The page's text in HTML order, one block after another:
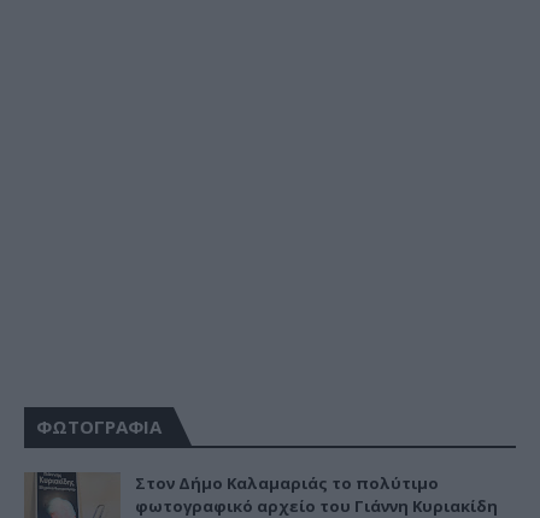
ΦΩΤΟΓΡΑΦΙΑ
Στον Δήμο Καλαμαριάς το πολύτιμο
φωτογραφικό αρχείο του Γιάννη Κυριακίδη